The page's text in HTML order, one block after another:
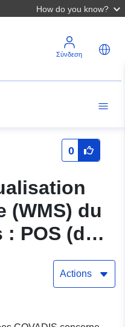
How do you know?
Σύνδεση
0
(WMS) du
POS (doc.
Actions